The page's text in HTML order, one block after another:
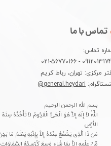
تماس با ما
تماس:
09120131744 - 021-
مرکزی: تهران، رباط کریم
general.heydari@
بسم الله الرحمن الرحیم
اللّهُ لاَ إِلَهَ إِلاَّ هُوَ الْحَیُّ الْقَیُّومُ لاَ تَأْخُذُهُ
الأَرْضِ
مَن ذَا الَّذِی یَشْفَعُ عِنْدَهُ إِلاَّ بِإِذْنِهِ یَعْلَمُ
مِّنْ عِلْمِهِ إِلاَّ بِمَا شَاء وَسِعَ کُرْسِیُّهُ